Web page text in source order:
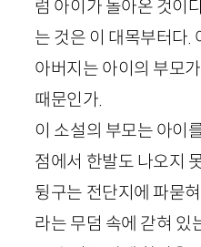
럼 아이가 돌아온 것이
는 것은 이 대목부터다.
아버지는 아이의 부모
때문인가.
이 소설의 부모는 아이
점에서 한발도 나오지
뒹구는 전단지에 파묻
라는 무덤 속에 갇혀 있